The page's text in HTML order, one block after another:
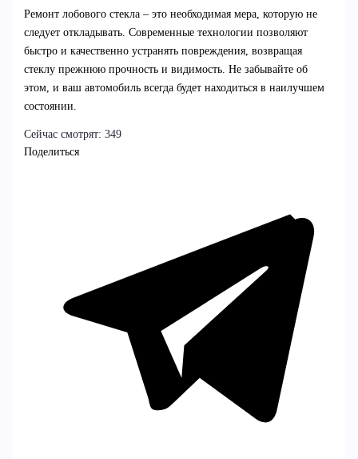
Ремонт лобового стекла – это необходимая мера, которую не
следует откладывать. Современные технологии позволяют
быстро и качественно устранять повреждения, возвращая
стеклу прежнюю прочность и видимость. Не забывайте об
этом, и ваш автомобиль всегда будет находиться в наилучшем
состоянии.
Сейчас смотрят: 349
Поделиться